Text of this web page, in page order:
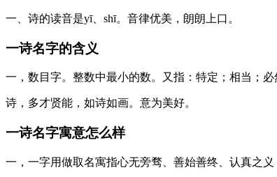
一 诗的读音是yī、shī。音律优美，朗朗上口。
一诗名字的含义
一 ，数目字。整数中最小的数。又指：特定；相当；
诗 ，多才贤能，如诗如画。意为美好。
一诗名字寓意怎么样
一 ，一字用做取名寓指心无旁骛、善始善终、认真之义